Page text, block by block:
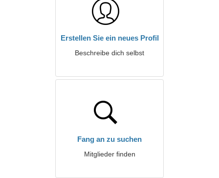
Erstellen Sie ein neues Profil
Beschreibe dich selbst
Fang an zu suchen
Mitglieder finden